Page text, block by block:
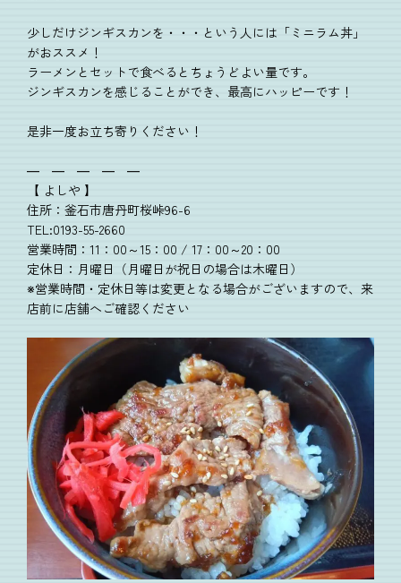
少しだけジンギスカンを・・・という人には「ミニラム丼」
がおススメ！
ラーメンとセットで食べるとちょうどよい量です。
ジンギスカンを感じることができ、最高にハッピーです！
是非一度お立ち寄りください！
― ― ― ― ―
【 よしや 】
住所：釜石市唐丹町桜峠96-6
TEL:0193-55-2660
営業時間：11：00～15：00 / 17：00～20：00
定休日：月曜日（月曜日が祝日の場合は木曜日）
※営業時間・定休日等は変更となる場合がございますので、来
店前に店舗へご確認ください